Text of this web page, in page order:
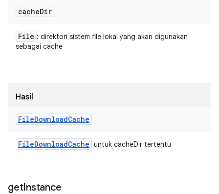
cacheDir
File : direktori sistem file lokal yang akan digunakan
sebagai cache
Hasil
FileDownloadCache
FileDownloadCache untuk cacheDir tertentu
getInstance